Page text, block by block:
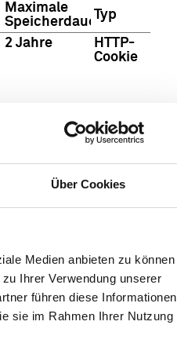
Über Cookies
Medien anbieten zu können
Ihrer Verwendung unserer
führen diese Informationen
sie im Rahmen Ihrer Nutzung
Maximale
SpeicherdauerTyp
2 Jahre
HTTP-
Cookie
HTTP-
Cookie
So können
einzelnen Benutzer